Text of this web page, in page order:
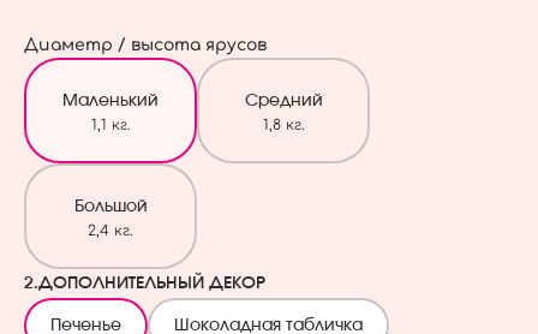
Диаметр / высота ярусов
Маленький
1,1 кг.
Средний
1,8 кг.
Большой
2,4 кг.
2.ДОПОЛНИТЕЛЬНЫЙ ДЕКОР
Печенье Шоколадная табличка